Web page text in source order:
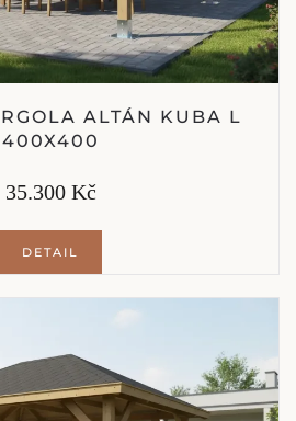
ALTÁN KUBA L
400X400
35.300 Kč
DETAIL